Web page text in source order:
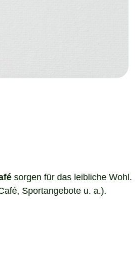
sorgen für das leibliche Wohl.
Sportangebote u. a.).